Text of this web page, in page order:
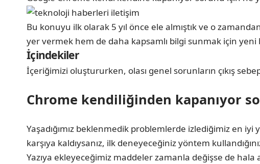
Bu konuyu ilk olarak 5 yıl önce ele almıştık ve o
yer vermek hem de daha kapsamlı bilgi sunmak için yeni
İçindekiler
İçeriğimizi oluştururken, olası genel sorunların çıkış
Chrome kendiliğinden kapanıyor
Yaşadığımız beklenmedik problemlerde izlediğimiz en
karşıya kaldıysanız, ilk deneyeceğiniz yöntem
Yazıya ekleyeceğimiz maddeler zamanla değişse de hala